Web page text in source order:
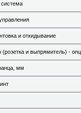
и откидывание
(розетка и выпрямитель) -
мм